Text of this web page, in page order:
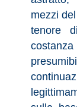
mezzi
tenore